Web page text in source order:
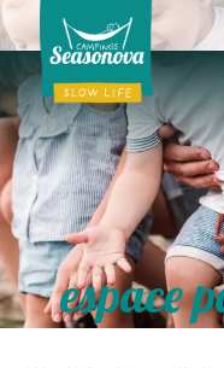
espace